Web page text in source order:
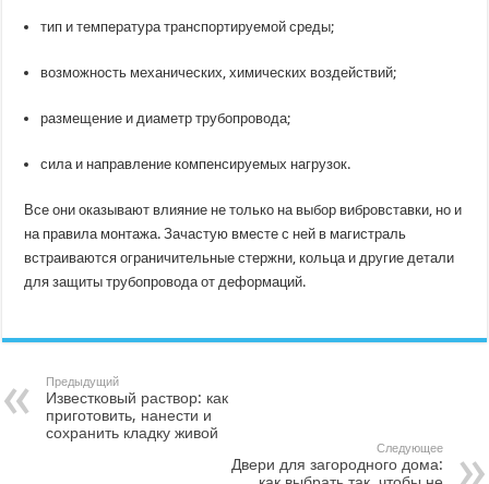
тип и температура транспортируемой среды;
возможность механических, химических воздействий;
размещение и диаметр трубопровода;
сила и направление компенсируемых нагрузок.
Все они оказывают влияние не только на выбор вибровставки, но и
на правила монтажа. Зачастую вместе с ней в магистраль
встраиваются ограничительные стержни, кольца и другие детали
для защиты трубопровода от деформаций.
Предыдущий
Известковый раствор: как
приготовить, нанести и
сохранить кладку живой
Следующее
Двери для загородного дома: